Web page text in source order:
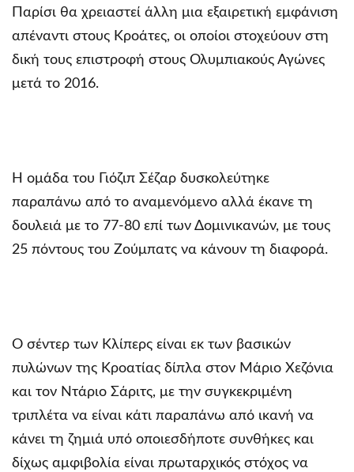
Παρίσι θα χρειαστεί άλλη μια εξαιρετική εμφάνιση
απέναντι στους Κροάτες, οι οποίοι στοχεύουν στη
δική τους επιστροφή στους Ολυμπιακούς Αγώνες
μετά το 2016.
Η ομάδα του Γιόζιπ Σέζαρ δυσκολεύτηκε
παραπάνω από το αναμενόμενο αλλά έκανε τη
δουλειά με το 77-80 επί των Δομινικανών, με τους
25 πόντους του Ζούμπατς να κάνουν τη διαφορά.
Ο σέντερ των Κλίπερς είναι εκ των βασικών
πυλώνων της Κροατίας δίπλα στον Μάριο Χεζόνια
και τον Ντάριο Σάριτς, με την συγκεκριμένη
τριπλέτα να είναι κάτι παραπάνω από ικανή να
κάνει τη ζημιά υπό οποιεσδήποτε συνθήκες και
δίχως αμφιβολία είναι πρωταρχικός στόχος να